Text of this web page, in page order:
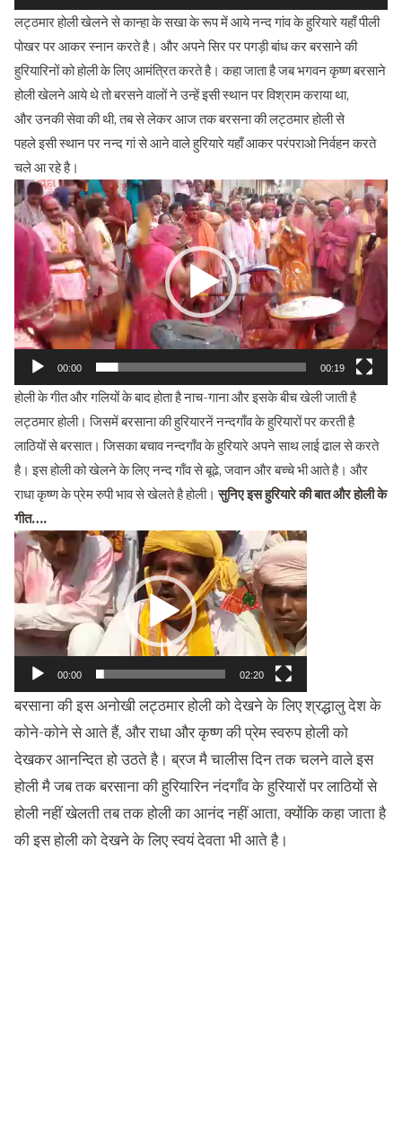
लट्ठमार होली खेलने से कान्हा के सखा के रूप में आये नन्द गांव के हुरियारे यहाँ पीली
पोखर पर आकर स्नान करते है। और अपने सिर पर पगड़ी बांध कर बरसाने की
हुरियारिनों को होली के लिए आमंत्रित करते है। कहा जाता है जब भगवन कृष्ण बरसाने
होली खेलने आये थे तो बरसने वालों ने उन्हें इसी स्थान पर विश्राम कराया था,
और उनकी सेवा की थी, तब से लेकर आज तक बरसना की लट्ठमार होली से
पहले इसी स्थान पर नन्द गां से आने वाले हुरियारे यहाँ आकर परंपराओ निर्वहन करते
चले आ रहे है।
Video
Player
00:00 00:19
होली के गीत और गलियों के बाद होता है नाच-गाना और इसके बीच खेली जाती है
लट्ठमार होली। जिसमें बरसाना की हुरियारनें नन्दगाँव के हुरियारों पर करती है
लाठियों से बरसात। जिसका बचाव नन्दगाँव के हुरियारे अपने साथ लाई ढाल से करते
है। इस होली को खेलने के लिए नन्द गाँव से बूढे, जवान और बच्चे भी आते है। और
राधा कृष्ण के प्रेम रुपी भाव से खेलते है होली।सुनिए इस हुरियारे की बात और होली के
गीत….
Video
Player
00:00 02:20
बरसाना की इस अनोखी लट्ठमार होली को देखने के लिए श्रद्धालु देश के
कोने-कोने से आते हैं, और राधा और कृष्ण की प्रेम स्वरुप होली को
देखकर आनन्दित हो उठते है। ब्रज मै चालीस दिन तक चलने वाले इस
होली मै जब तक बरसाना की हुरियारिन नंदगाँव के हुरियारों पर लाठियों से
होली नहीं खेलती तब तक होली का आनंद नहीं आता, क्योंकि कहा जाता है
की इस होली को देखने के लिए स्वयं देवता भी आते है।